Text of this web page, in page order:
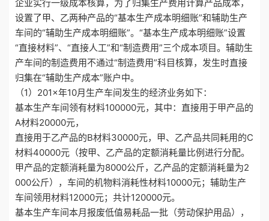
企业实行一级成本核算，为了归集生产费用计算产品成本，
设置了甲、乙两种产品的“基本生产成本明细账”和辅助生产
车间的“辅助生产成本明细账”。“基本生产成本明细账”设置
“直接材料”、“直接人工”和“制造费用”三个成本项目。辅助生
产车间的制造费用不通过“制造费用”科目核算，发生时直接
归集在“辅助生产成本”账户中。
（1）201×年10月生产车间发生的经济业务如下：
基本生产车间领有材料100000元，其中：直接用于甲产品的
A材料20000元，
直接用于乙产品的B材料30000元，甲、乙产品共同耗用的C
材料40000元（按甲、乙产品的定额消耗量比例进行分配。
甲产品的定额消耗量为8000公斤，乙产品的定额消耗量为2
000公斤），车间的机物料消耗性材料10000元；辅助生产
车间领用材料12000元；共计120000元。
基本生产车间本月报废低值易耗品一批（劳动保护用品），